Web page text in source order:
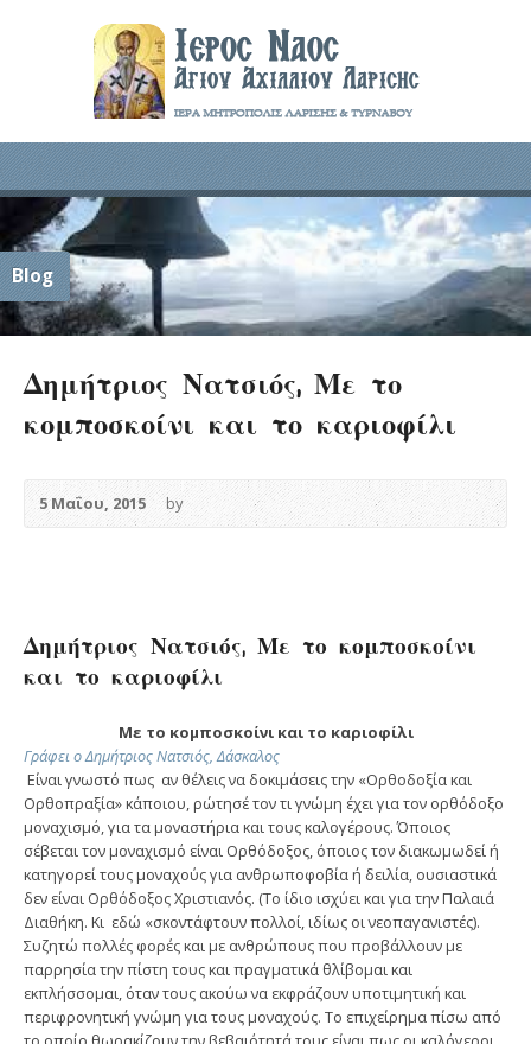
Blog
Δημήτριος Νατσιός, Με το
κομποσκοίνι και το καριοφίλι
5 Μαΐου, 2015 by
Δημήτριος Νατσιός, Με το κομποσκοίνι
και το καριοφίλι
Με το κομποσκοίνι και το καριοφίλι
Γράφει ο Δημήτριος Νατσιός, Δάσκαλος
Είναι γνωστό πως αν θέλεις να δοκιμάσεις την «Ορθοδοξία και
Ορθοπραξία» κάποιου, ρώτησέ τον τι γνώμη έχει για τον ορθόδοξο
μοναχισμό, για τα μοναστήρια και τους καλογέρους. Όποιος
σέβεται τον μοναχισμό είναι Ορθόδοξος, όποιος τον διακωμωδεί ή
κατηγορεί τους μοναχούς για ανθρωποφοβία ή δειλία, ουσιαστικά
δεν είναι Ορθόδοξος Χριστιανός. (Το ίδιο ισχύει και για την Παλαιά
Διαθήκη. Κι εδώ «σκοντάφτουν πολλοί, ιδίως οι νεοπαγανιστές).
Συζητώ πολλές φορές και με ανθρώπους που προβάλλουν με
παρρησία την πίστη τους και πραγματικά θλίβομαι και
εκπλήσσομαι, όταν τους ακούω να εκφράζουν υποτιμητική και
περιφρονητική γνώμη για τους μοναχούς. Το επιχείρημα πίσω από